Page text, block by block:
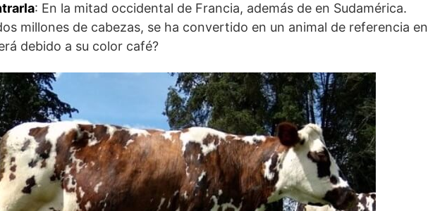
: En la mitad occidental de Francia, además de en Sudamérica.
millones de cabezas, se ha convertido en un animal de referencia en
debido a su color café?